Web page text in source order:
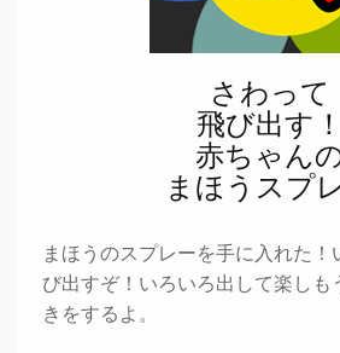
さわって
飛び出す！
赤ちゃん
まほうスプ
まほうのスプレーを手に入れた
び出すぞ！いろいろ出して楽し
きをするよ。